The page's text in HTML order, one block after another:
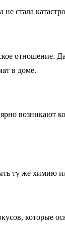
стала
отношение.
в доме.
возникают
ту же химию
которые